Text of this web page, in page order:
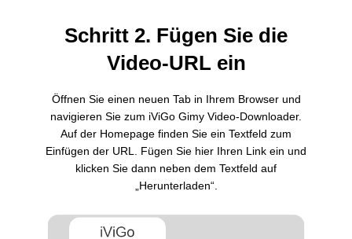
Schritt 2. Fügen Sie die
Video-URL ein
Öffnen Sie einen neuen Tab in Ihrem Browser und
navigieren Sie zum iViGo Gimy Video-Downloader.
Auf der Homepage finden Sie ein Textfeld zum
Einfügen der URL. Fügen Sie hier Ihren Link ein und
klicken Sie dann neben dem Textfeld auf
„Herunterladen“.